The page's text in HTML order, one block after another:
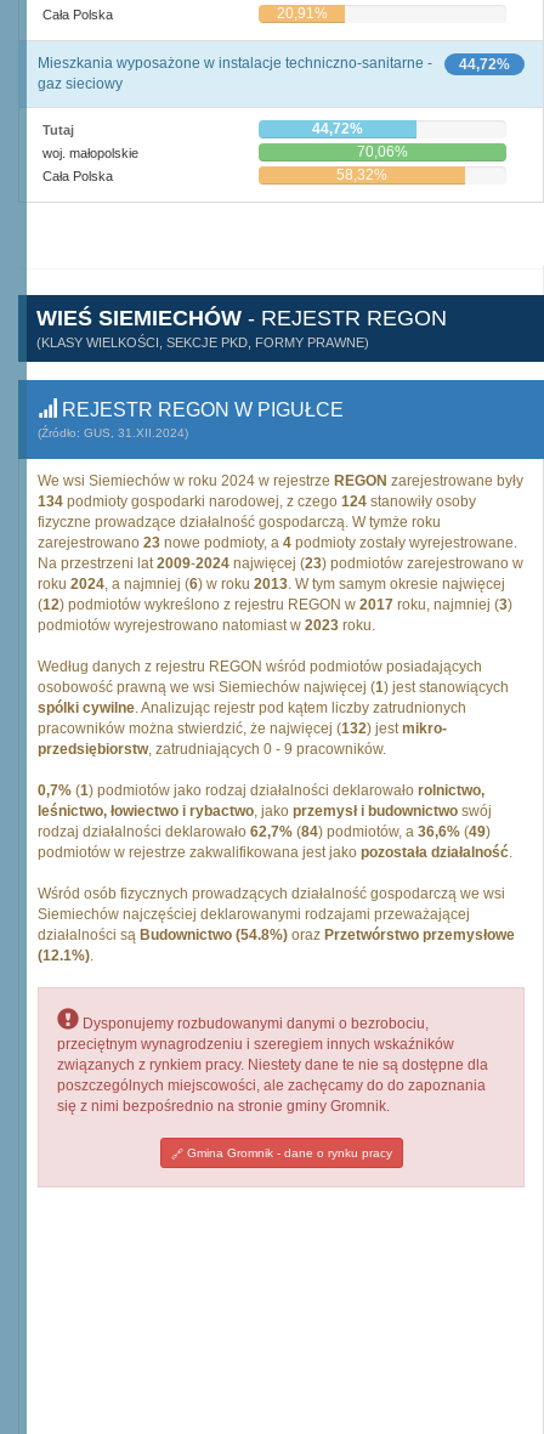
Cała Polska 20,91%
44,72%
Mieszkania wyposażone w instalacje techniczno-sanitarne -
gaz sieciowy
Tutaj 44,72%
woj. małopolskie 70,06%
Cała Polska 58,32%
WIEŚ SIEMIECHÓW - REJESTR REGON
(KLASY WIELKOŚCI, SEKCJE PKD, FORMY PRAWNE)
REJESTR REGON W PIGUŁCE
(Źródło: GUS, 31.XII.2024)
We wsi Siemiechów w roku 2024 w rejestrze REGON zarejestrowane były
134 podmioty gospodarki narodowej, z czego 124 stanowiły osoby
fizyczne prowadzące działalność gospodarczą. W tymże roku
zarejestrowano 23 nowe podmioty, a 4 podmioty zostały wyrejestrowane.
Na przestrzeni lat2009-2024 najwięcej (23) podmiotów zarejestrowano w
roku 2024, a najmniej (6) w roku 2013. W tym samym okresie najwięcej
(12) podmiotów wykreślono z rejestru REGON w 2017 roku, najmniej (3)
podmiotów wyrejestrowano natomiast w 2023 roku.
Według danych z rejestru REGON wśród podmiotów posiadających
osobowość prawną we wsi Siemiechów najwięcej (1) jest stanowiących
spólki cywilne. Analizując rejestr pod kątem liczby zatrudnionych
pracowników można stwierdzić, że najwięcej (132) jestmikro-
przedsiębiorstw, zatrudniających 0 - 9 pracowników.
0,7% (1) podmiotów jako rodzaj działalności deklarowało rolnictwo,
leśnictwo, łowiectwo i rybactwo, jako przemysł i budownictwo swój
rodzaj działalności deklarowało 62,7% (84) podmiotów, a 36,6% (49)
podmiotów w rejestrze zakwalifikowana jest jako pozostała działalność.
Wśród osób fizycznych prowadzących działalność gospodarczą we wsi
Siemiechów najczęściej deklarowanymi rodzajami przeważającej
działalności są Budownictwo (54.8%) oraz Przetwórstwo przemysłowe
(12.1%).
Dysponujemy rozbudowanymi danymi o bezrobociu,
przeciętnym wynagrodzeniu i szeregiem innych wskaźników
związanych z rynkiem pracy. Niestety dane te nie są dostępne dla
poszczególnych miejscowości, ale zachęcamy do do zapoznania
się z nimi bezpośrednio na stronie gminy Gromnik.
Gmina Gromnik - dane o rynku pracy